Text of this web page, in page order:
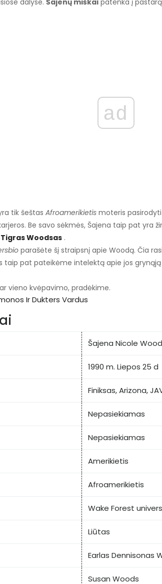
dalyse. Šajenų miškai patenka į
ad
tik šeštas Afroamerikietis moteris pasirodyti
Be savo sėkmės, Šajena taip pat yra
Tigras Woodsas .
parašėte šį straipsnį apie Woodą. Čia
taip pat pateikėme intelektą apie jos
vieno kvėpavimo, pradėkime.
Ir Dukters Vardus
Šajena Nicole
1990 m. Liepos 25 d
Finiksas, Arizona,
Nepasiekiamas
Nepasiekiamas
Amerikietis
Afroamerikietis
Wake Forest
Liūtas
Earlas Dennisonas
Susan Woods